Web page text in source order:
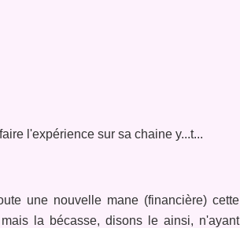
l'expérience sur sa chaine y...t...
une nouvelle mane (financière) cette
la bécasse, disons le ainsi, n'ayant